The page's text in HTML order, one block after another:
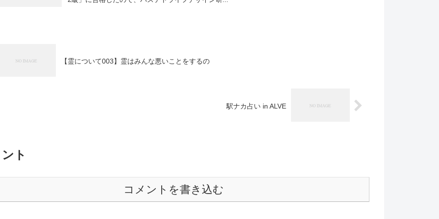
【霊について003】霊はみんな悪いことをするの
駅ナカ占い in ALVE
ト
コメントを書き込む